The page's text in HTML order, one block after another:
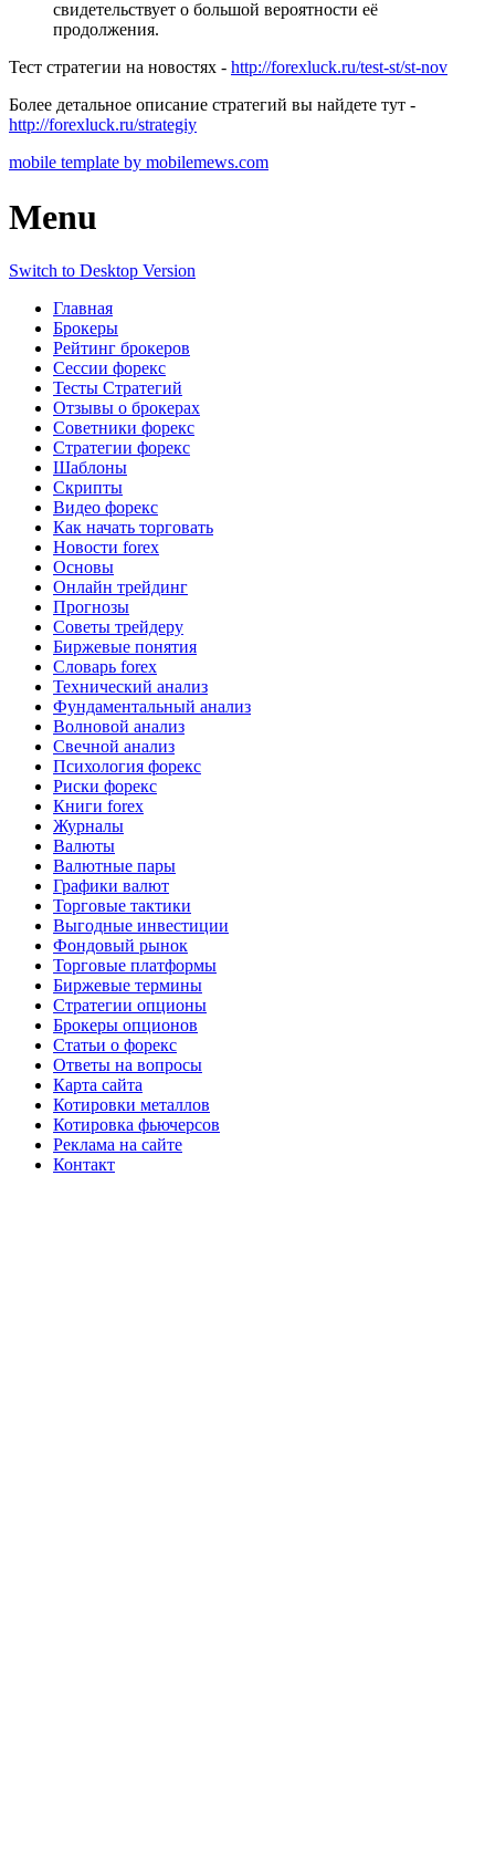
свидетельствует о большой вероятности её
продолжения.
Тест стратегии на новостях - http://forexluck.ru/test-st/st-nov
Более детальное описание стратегий вы найдете тут -
http://forexluck.ru/strategiy
mobile template by mobilemews.com
Menu
Switch to Desktop Version
Главная
Брокеры
Рейтинг брокеров
Сессии форекс
Тесты Стратегий
Отзывы о брокерах
Советники форекс
Стратегии форекс
Шаблоны
Скрипты
Видео форекс
Как начать торговать
Новости forex
Основы
Онлайн трейдинг
Прогнозы
Советы трейдеру
Биржевые понятия
Словарь forex
Технический анализ
Фундаментальный анализ
Волновой анализ
Свечной анализ
Психология форекс
Риски форекс
Книги forex
Журналы
Валюты
Валютные пары
Графики валют
Торговые тактики
Выгодные инвестиции
Фондовый рынок
Торговые платформы
Биржевые термины
Стратегии опционы
Брокеры опционов
Статьи о форекс
Ответы на вопросы
Карта сайта
Котировки металлов
Котировка фьючерсов
Реклама на сайте
Контакт